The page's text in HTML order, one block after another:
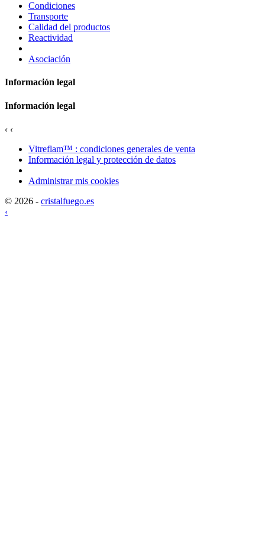
Condiciones
Transporte
Calidad del productos
Reactividad
Asociación
Información legal
Información legal
‹ ‹
Vitreflam™ : condiciones generales de venta
Información legal y protección de datos
Administrar mis cookies
© 2026 - cristalfuego.es
‹